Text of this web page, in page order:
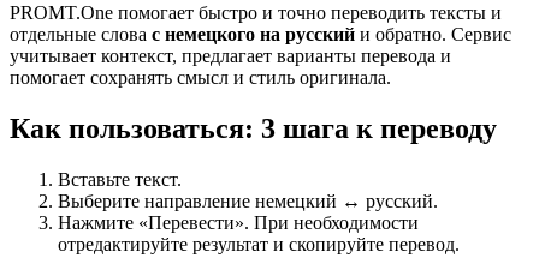
PROMT.One помогает быстро и точно переводить тексты и
отдельные слова с немецкого на русский и обратно. Сервис
учитывает контекст, предлагает варианты перевода и
помогает сохранять смысл и стиль оригинала.
Как пользоваться: 3 шага к переводу
Вставьте текст.
Выберите направление немецкий ↔ русский.
Нажмите «Перевести». При необходимости
отредактируйте результат и скопируйте перевод.